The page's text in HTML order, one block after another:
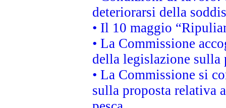
deteriorarsi della
• Il 10 maggio
• La Commissione
della legislazione
• La Commissione si
sulla proposta relativa